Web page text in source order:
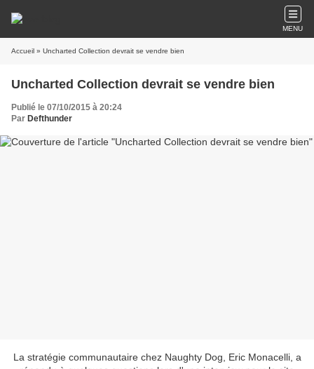
MENU
Accueil » Uncharted Collection devrait se vendre bien
Uncharted Collection devrait se vendre bien
Publié le 07/10/2015 à 20:24
Par Defthunder
La stratégie communautaire chez Naughty Dog, Eric Monacelli, a